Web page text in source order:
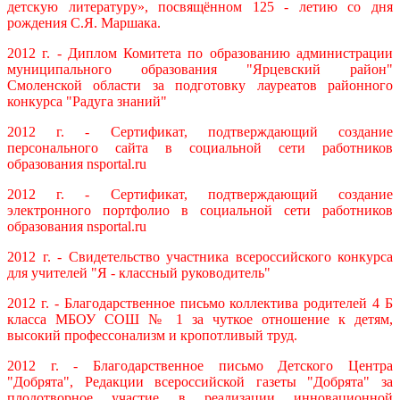
детскую литературу», посвящённом 125 - летию со дня
рождения С.Я. Маршака.
2012 г. - Диплом Комитета по образованию администрации
муниципального образования "Ярцевский район"
Смоленской области за подготовку лауреатов районного
конкурса "Радуга знаний"
2012 г. - Сертификат, подтверждающий создание
персонального сайта в
социальной сети работников
образования nsportal.ru
2012 г. - Сертификат, подтверждающий создание
электронного портфолио в социальной сети работников
образования nsportal.ru
2012 г. - Свидетельство участника всероссийского конкурса
для учителей "Я - классный руководитель"
2012 г. - Благодарственное письмо коллектива родителей 4 Б
класса МБОУ СОШ № 1 за чуткое отношение к детям,
высокий профессонализм и кропотливый труд.
2012 г. - Благодарственное письмо Детского Центра
"Добрята", Редакции всероссийской газеты "Добрята" за